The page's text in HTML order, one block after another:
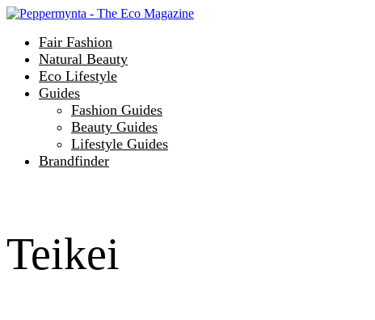
Fair Fashion
Natural Beauty
Eco Lifestyle
Guides
Fashion Guides
Beauty Guides
Lifestyle Guides
Brandfinder
Teikei